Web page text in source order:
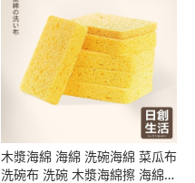
木漿海綿 海綿 洗碗海綿 菜瓜布
洗碗布 洗碗 木漿海綿擦 海綿菜